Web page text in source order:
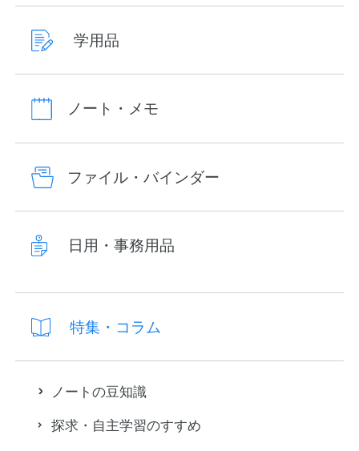
学用品
ノート・メモ
ファイル・バインダー
日用・事務用品
特集・コラム
ノートの豆知識
探求・自主学習のすすめ